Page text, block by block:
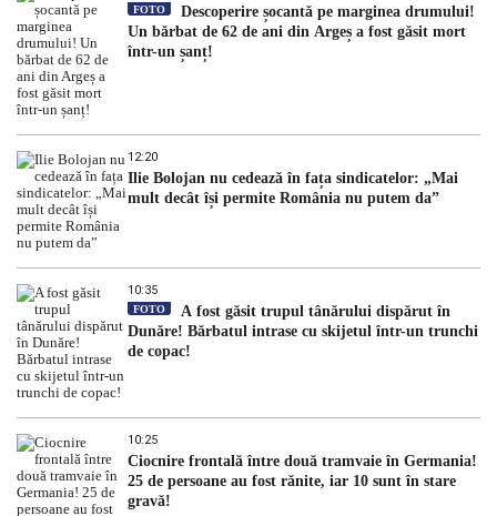
FOTO
Descoperire șocantă pe marginea drumului!
Un bărbat de 62 de ani din Argeș a fost găsit mort
într-un șanț!
12:20
Ilie Bolojan nu cedează în fața sindicatelor: „Mai
mult decât își permite România nu putem da”
10:35
FOTO
A fost găsit trupul tânărului dispărut în
Dunăre! Bărbatul intrase cu skijetul într-un trunchi
de copac!
10:25
Ciocnire frontală între două tramvaie în Germania!
25 de persoane au fost rănite, iar 10 sunt în stare
gravă!